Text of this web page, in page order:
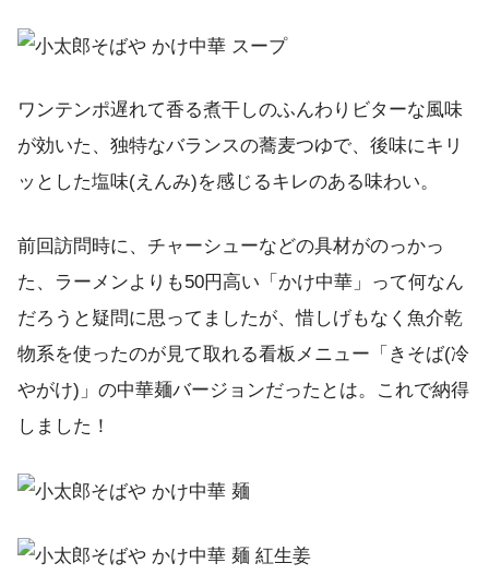
ワンテンポ遅れて香る煮干しのふんわりビターな風味
が効いた、独特なバランスの蕎麦つゆで、後味にキリ
ッとした塩味(えんみ)を感じるキレのある味わい。
前回訪問時に、チャーシューなどの具材がのっかっ
た、ラーメンよりも50円高い「かけ中華」って何なん
だろうと疑問に思ってましたが、惜しげもなく魚介乾
物系を使ったのが見て取れる看板メニュー「きそば(冷
やがけ)」の中華麺バージョンだったとは。これで納得
しました！